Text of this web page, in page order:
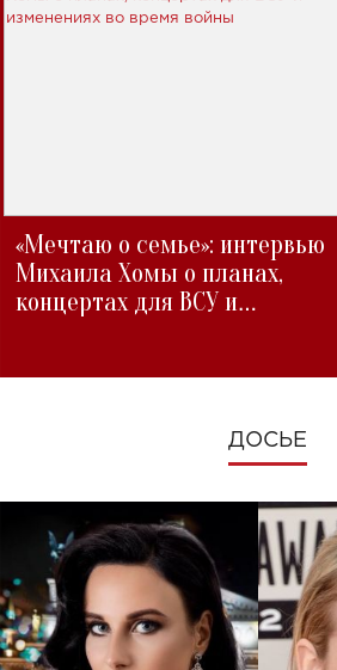
«Мечтаю о семье»: интервью
Михаила Хомы о планах,
концертах для ВСУ и
ДОСЬЕ